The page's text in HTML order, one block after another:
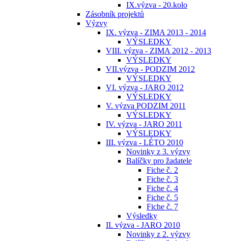
IX.výzva - 20.kolo
Zásobník projektů
Výzvy
IX. výzva - ZIMA 2013 - 2014
VÝSLEDKY
VIII. výzva - ZIMA 2012 - 2013
VÝSLEDKY
VII.výzva - PODZIM 2012
VÝSLEDKY
VI. výzva - JARO 2012
VÝSLEDKY
V. výzva PODZIM 2011
VÝSLEDKY
IV. výzva - JARO 2011
VÝSLEDKY
III. výzva - LÉTO 2010
Novinky z 3. výzvy
Balíčky pro žadatele
Fiche č. 2
Fiche č. 3
Fiche č. 4
Fiche č. 5
Fiche č. 7
Výsledky
II. výzva - JARO 2010
Novinky z 2. výzvy